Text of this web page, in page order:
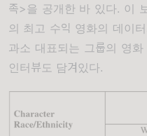
족> 을 공개한 바 있다. 이
의 최고 수익 영화의 데이
과소 대표되는 그룹의 영
인터뷰도 담겨있다.